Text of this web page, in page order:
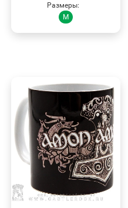
Размеры:
M